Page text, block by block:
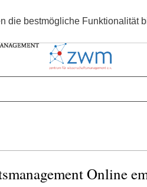
die bestmögliche Funktionalität
Online